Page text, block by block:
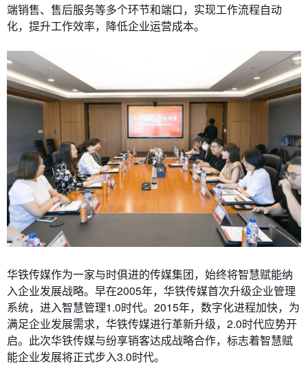
端销售、售后服务等多个环节和端口，实现工作流程自动
化，提升工作效率，降低企业运营成本。
华铁传媒作为一家与时俱进的传媒集团，始终将智慧赋能纳
入企业发展战略。早在2005年，华铁传媒首次升级企业管理
系统，进入智慧管理1.0时代。2015年，数字化进程加快，为
满足企业发展需求，华铁传媒进行革新升级，2.0时代应势开
启。此次华铁传媒与纷享销客达成战略合作，标志着智慧赋
能企业发展将正式步入3.0时代。